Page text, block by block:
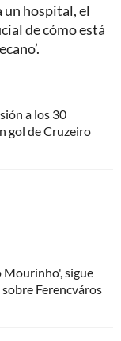
un hospital, el
de cómo está
a los 30
gol de Cruzeiro
Mourinho', sigue
Ferencváros